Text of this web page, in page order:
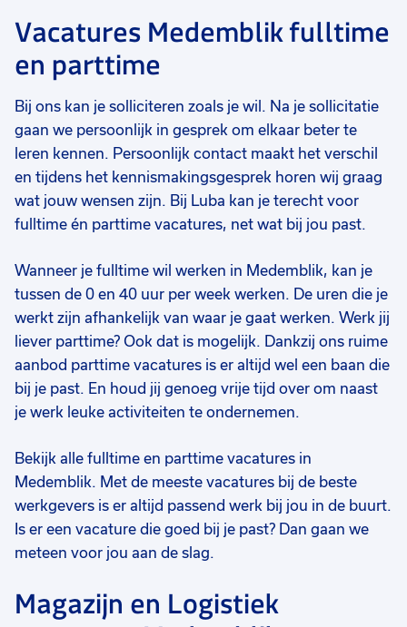
toe
aan
favorieten
HR medewerker (tijdelijk)
36 tot 40 uur
Detacheren
€ 37500 -€ 50000 p.j.
Montagemedewerker
buitendienst
32 tot 40 uur
Uitzicht op vast
€ 17,00- € 20,00 p.u.
Vacatures Medemblik fulltime
en parttime
Bij ons kan je solliciteren zoals je wil. Na je sollicitatie
gaan we persoonlijk in gesprek om elkaar beter te
leren kennen. Persoonlijk contact maakt het verschil
en tijdens het kennismakingsgesprek horen wij graag
wat jouw wensen zijn. Bij Luba kan je terecht voor
fulltime én parttime vacatures, net wat bij jou past.
Wanneer je fulltime wil werken in Medemblik, kan je
tussen de 0 en 40 uur per week werken. De uren die je
werkt zijn afhankelijk van waar je gaat werken. Werk jij
liever parttime? Ook dat is mogelijk. Dankzij ons ruime
aanbod parttime vacatures is er altijd wel een baan die
bij je past. En houd jij genoeg vrije tijd over om naast
je werk leuke activiteiten te ondernemen.
Bekijk alle fulltime en parttime vacatures in
Medemblik. Met de meeste vacatures bij de beste
werkgevers is er altijd passend werk bij jou in de buurt.
Is er een vacature die goed bij je past? Dan gaan we
meteen voor jou aan de slag.
Magazijn en Logistiek